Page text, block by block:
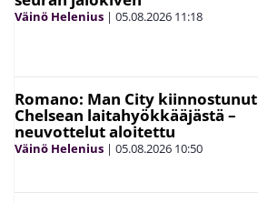
Väinö Helenius | 05.08.2026 11:18
Romano: Man City kiinnostunut
Chelsean laitahyökkääjästä –
neuvottelut aloitettu
Väinö Helenius | 05.08.2026 10:50